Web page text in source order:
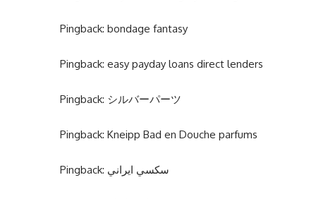
Pingback: bondage fantasy
Pingback: easy payday loans direct lenders
Pingback: シルバーパーツ
Pingback: Kneipp Bad en Douche parfums
Pingback: سكسي ايراني